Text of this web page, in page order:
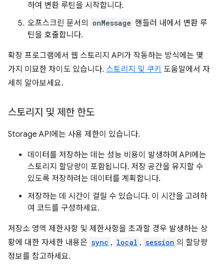
하여 변환 루틴을 시작합니다.
오프스크린 문서의
onMessage 핸들러 내에서 변환 루
틴을 호출합니다.
확장 프로그램에서 웹 스토리지 API가 작동하는 방식에는 몇
가지 미묘한 차이도 있습니다. 스토리지 및 쿠키 도움말에서 자
세히 알아보세요.
스토리지 및 제한 한도
Storage API에는 사용 제한이 있습니다.
데이터를 저장하는 데는 성능 비용이 발생하며 API에는
스토리지 할당량이 포함됩니다. 저장 공간을 유지할 수
있도록 저장하려는 데이터를 계획합니다.
저장하는 데 시간이 걸릴 수 있습니다. 이 시간을 고려하
여 코드를 구성하세요.
저장소 영역 제한사항 및 제한사항을 초과할 경우 발생하는 상
황에 대한 자세한 내용은 sync , local , session 의 할당량
정보를 참고하세요.